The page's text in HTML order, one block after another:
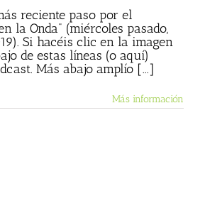
reciente paso por el
la Onda" (miércoles pasado,
Si hacéis clic en la imagen
de estas líneas (o aquí)
Más abajo amplío [...]
Más información